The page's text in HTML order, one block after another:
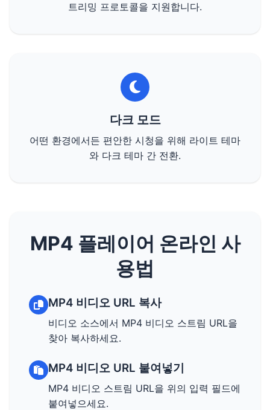
트리밍 프로토콜을 지원합니다.
다크 모드
어떤 환경에서든 편안한 시청을 위해 라이트 테마
와 다크 테마 간 전환.
MP4 플레이어 온라인 사
용법
MP4 비디오 URL 복사
비디오 소스에서 MP4 비디오 스트림 URL을
찾아 복사하세요.
MP4 비디오 URL 붙여넣기
MP4 비디오 스트림 URL을 위의 입력 필드에
붙여넣으세요.